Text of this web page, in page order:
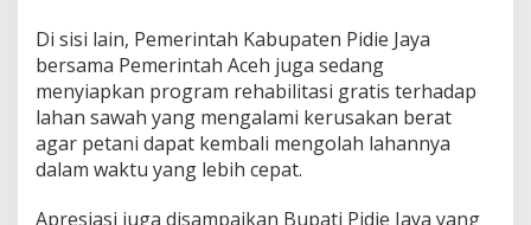
Di sisi lain, Pemerintah Kabupaten Pidie Jaya
bersama Pemerintah Aceh juga sedang
menyiapkan program rehabilitasi gratis terhadap
lahan sawah yang mengalami kerusakan berat
agar petani dapat kembali mengolah lahannya
dalam waktu yang lebih cepat.
Apresiasi juga disampaikan Bupati Pidie Jaya yang